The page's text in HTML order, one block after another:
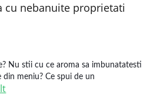
cu nebanuite proprietati
Nu stii cu ce aroma sa imbunatatesti
meniu? Ce spui de un